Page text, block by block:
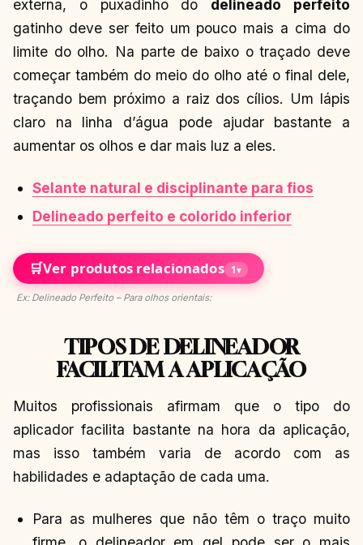
externa, o puxadinho do delineado perfeito
gatinho deve ser feito um pouco mais a cima do
limite do olho. Na parte de baixo o traçado deve
começar também do meio do olho até o final dele,
traçando bem próximo a raiz dos cílios. Um lápis
claro na linha d’água pode ajudar bastante a
aumentar os olhos e dar mais luz a eles.
Selante natural e disciplinante para fios
Delineado perfeito e colorido inferior
🛒Ver produtos relacionados 1▾
Ex: Delineado Perfeito – Para olhos orientais:
TIPOS DE DELINEADOR
FACILITAM A APLICAÇÃO
Muitos profissionais afirmam que o tipo do
aplicador facilita bastante na hora da aplicação,
mas isso também varia de acordo com as
habilidades e adaptação de cada uma.
Para as mulheres que não têm o traço muito